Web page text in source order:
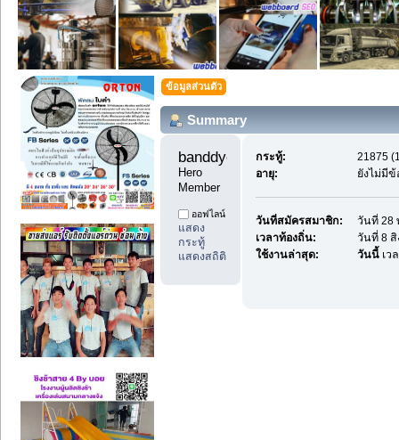
ข้อมูลส่วนตัว
Summary
Hero
Member
ออฟไลน์
แสดง
กระทู้
แสดงสถิติ
กระทู้:
21875
อายุ:
ยังไม่มี
วันที่สมัครสมาชิก:
วันที่ 28
เวลาท้องถิ่น:
วันที่ 8 สิ
ใช้งานล่าสุด:
วันนี้เว